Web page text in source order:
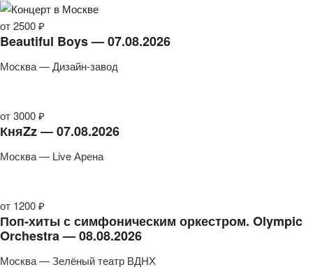
от 2500 ₽
Beautiful Boys — 07.08.2026
Москва — Дизайн-завод
от 3000 ₽
КняZz — 07.08.2026
Москва — Live Арена
от 1200 ₽
Поп-хиты с симфоническим оркестром. Olympic
Orchestra — 08.08.2026
Москва — Зелёный театр ВДНХ